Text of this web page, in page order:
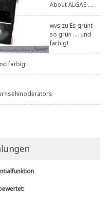
About ALGAE .....
wvs zuEs grünt
so grün .... und
farbig!
farbig!